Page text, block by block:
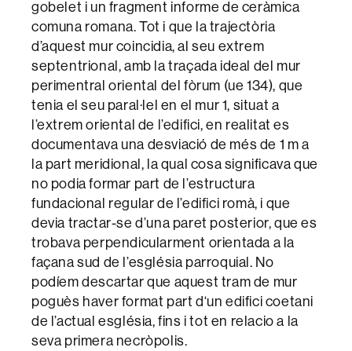
gobelet i un fragment informe de ceràmica
comuna romana. Tot i que la trajectòria
d’aquest mur coincidia, al seu extrem
septentrional, amb la traçada ideal del mur
perimentral oriental del fòrum (ue 134), que
tenia el seu paral·lel en el mur 1, situat a
l’extrem oriental de l’edifici, en realitat es
documentava una desviació de més de 1 m a
la part meridional, la qual cosa significava que
no podia formar part de l’estructura
fundacional regular de l’edifici romà, i que
devia tractar-se d’una paret posterior, que es
trobava perpendicularment orientada a la
façana sud de l’església parroquial. No
podíem descartar que aquest tram de mur
poguès haver format part d‘un edifici coetani
de l’actual església, fins i tot en relacio a la
seva primera necròpolis.